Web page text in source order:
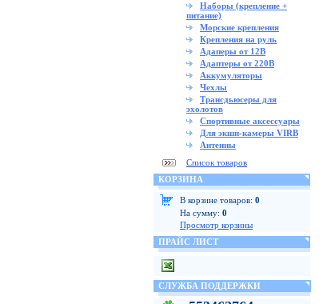
Наборы (крепление +
питание)
Морские крепления
Крепления на руль
Адаперы от 12В
Адаптеры от 220В
Аккумуляторы
Чехлы
Трансдьюсеры для
эхолотов
Спортивные аксессуары
Для экшн-камеры VIRB
Антенны
Список товаров
КОРЗИНА
В корзине товаров: 0
На сумму: 0
Просмотр корзины
ПРАЙС ЛИСТ
СЛУЖБА ПОДДЕРЖКИ